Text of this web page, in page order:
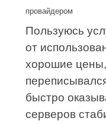
провайдером
Пользуюсь
от
хорошие
быстро
серверов